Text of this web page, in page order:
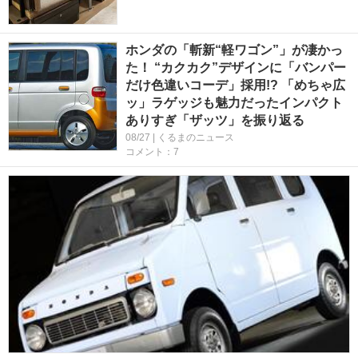
ホンダの「斬新“軽ワゴン”」が凄かっ
た！ “カクカク”デザインに「バンパー
だけ色違いコーデ」採用!? 「めちゃ広
ッ」ラゲッジも魅力だったインパクト
ありすぎ「ザッツ」を振り返る
08/27 | くるまのニュース
コメント：7